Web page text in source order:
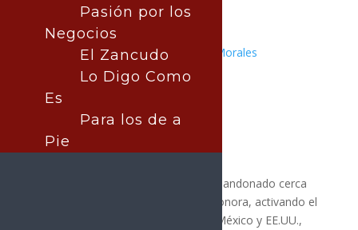
Publicado por:Juan Antonio Pérez Morales
Nota Principal
4 diciembre, 2025
Un incendio consumió un edificio abandonado cerca
de la garita peatonal de Nogales, Sonora, activando el
plan de apoyo entre bomberos de México y EE.UU.,
Pasión por los
Negocios
El Zancudo
Lo Digo Como
Es
Para los de a
Pie